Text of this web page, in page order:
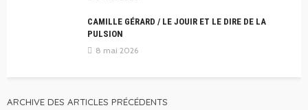
CAMILLE GÉRARD / LE JOUIR ET LE DIRE DE LA
PULSION
8 mai 2026
ARCHIVE DES ARTICLES PRÉCÉDENTS